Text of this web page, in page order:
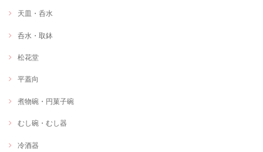
天皿・呑水
呑水・取鉢
松花堂
平蓋向
煮物碗・円菓子碗
むし碗・むし器
冷酒器